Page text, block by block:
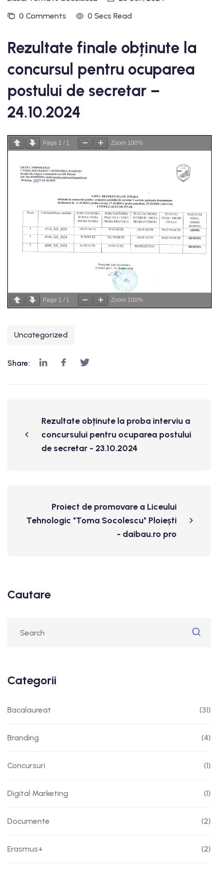
0 Comments
0 Secs Read
Rezultate finale obținute la
concursul pentru ocuparea
postului de secretar –
24.10.2024
Page 1 / 1 Zoom 100%
Page 1 / 1 Zoom 100%
Uncategorized
Share:
Rezultate obținute la proba interviu a
concursului pentru ocuparea postului
de secretar - 23.10.2024
Proiect de promovare a Liceului
Tehnologic "Toma Socolescu" Ploiești
- daibau.ro pro
Cautare
Categorii
Bacalaureat (31)
Branding (4)
Concursuri (1)
Digital Marketing (1)
Documente (2)
Erasmus+ (2)